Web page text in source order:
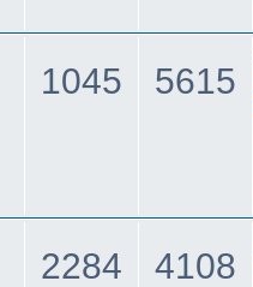
1045 主5615
2284 主4108